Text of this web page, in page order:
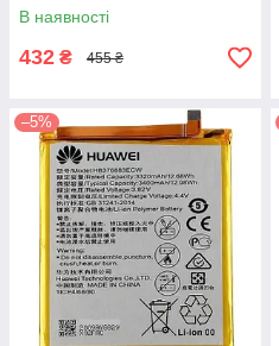
В наявності
432 ₴ 455 ₴
–5%